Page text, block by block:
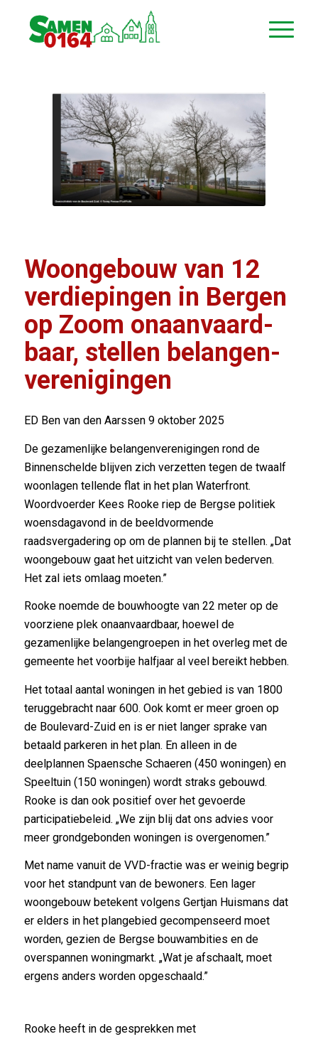
Woongebouw van 12
verdiepin­gen in Bergen
op Zoom onaanvaard­
baar, stellen belangen­
ver­e­ni­gin­gen
ED Ben van den Aarssen 9 oktober 2025
De gezamenlijke belangenverenigingen rond de
Binnenschelde blijven zich verzetten tegen de twaalf
woonlagen tellende flat in het plan Waterfront.
Woordvoerder Kees Rooke riep de Bergse politiek
woensdagavond in de beeldvormende
raadsvergadering op om de plannen bij te stellen. „Dat
woongebouw gaat het uitzicht van velen bederven.
Het zal iets omlaag moeten.”
Rooke noemde de bouwhoogte van 22 meter op de
voorziene plek onaanvaardbaar, hoewel de
gezamenlijke belangengroepen in het overleg met de
gemeente het voorbije halfjaar al veel bereikt hebben.
Het totaal aantal woningen in het gebied is van 1800
teruggebracht naar 600. Ook komt er meer groen op
de Boulevard-Zuid en is er niet langer sprake van
betaald parkeren in het plan. En alleen in de
deelplannen Spaensche Schaeren (450 woningen) en
Speeltuin (150 woningen) wordt straks gebouwd.
Rooke is dan ook positief over het gevoerde
participatiebeleid. „We zijn blij dat ons advies voor
meer grondgebonden woningen is overgenomen.”
Met name vanuit de VVD-fractie was er weinig begrip
voor het standpunt van de bewoners. Een lager
woongebouw betekent volgens Gertjan Huismans dat
er elders in het plangebied gecompenseerd moet
worden, gezien de Bergse bouwambities en de
overspannen woningmarkt. „Wat je afschaalt, moet
ergens anders worden opgeschaald.”
Rooke heeft in de gesprekken met